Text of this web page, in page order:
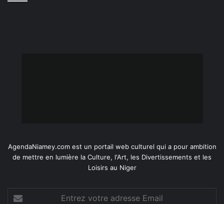
AgendaNiamey.com est un portail web culturel qui a pour ambition
de mettre en lumière la Culture, l'Art, les Divertissements et les
Loisirs au Niger
Entrez